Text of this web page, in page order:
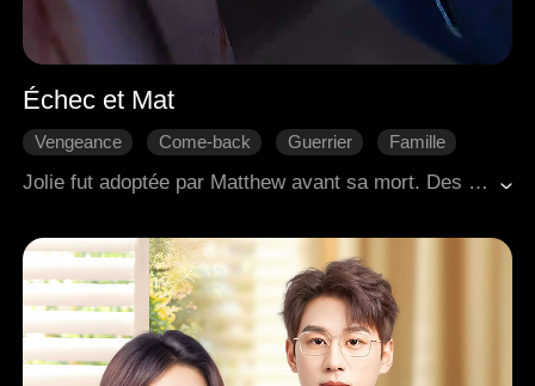
Échec et Mat
Vengeance Come-back Guerrier
Famille
Romance moderne
Jolie fut adoptée par Matthew avant sa mort. Des années plus tard, elle revint pour ses funérailles et découvrit que ses enfants, Jacob et Cathy, étaient maltraités par leurs oncles. Résolue à récupérer la présidence, elle les surpassa lors de la réunion du conseil d'administration et prit le pouvoir. Ils contre-attaquèrent en l'accusant de meurtre et en sabotant son entreprise, mais elle contrecarra chaque manœuvre et leur fit payer. Lorsque Jacob, malgré ses conseils, refusa de se repentir, elle organisa son emprisonnement de trois mois. L'expérience le transforma, et il en vint à respecter Jolie de tout son cœur.